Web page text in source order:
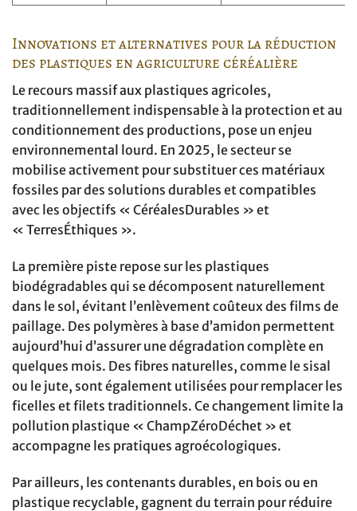
Innovations et alternatives pour la réduction
des plastiques en agriculture céréalière
Le recours massif aux plastiques agricoles,
traditionnellement indispensable à la protection et au
conditionnement des productions, pose un enjeu
environnemental lourd. En 2025, le secteur se
mobilise activement pour substituer ces matériaux
fossiles par des solutions durables et compatibles
avec les objectifs « CéréalesDurables » et
« TerresÉthiques ».
La première piste repose sur les plastiques
biodégradables qui se décomposent naturellement
dans le sol, évitant l’enlèvement coûteux des films de
paillage. Des polymères à base d’amidon permettent
aujourd’hui d’assurer une dégradation complète en
quelques mois. Des fibres naturelles, comme le sisal
ou le jute, sont également utilisées pour remplacer les
ficelles et filets traditionnels. Ce changement limite la
pollution plastique « ChampZéroDéchet » et
accompagne les pratiques agroécologiques.
Par ailleurs, les contenants durables, en bois ou en
plastique recyclable, gagnent du terrain pour réduire